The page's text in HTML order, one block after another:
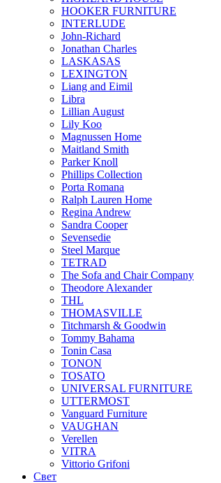
HOOKER FURNITURE
INTERLUDE
John-Richard
Jonathan Charles
LASKASAS
LEXINGTON
Liang and Eimil
Libra
Lillian August
Lily Koo
Magnussen Home
Maitland Smith
Parker Knoll
Phillips Collection
Porta Romana
Ralph Lauren Home
Regina Andrew
Sandra Cooper
Sevensedie
Steel Marque
TETRAD
The Sofa and Chair Company
Theodore Alexander
THL
THOMASVILLE
Titchmarsh & Goodwin
Tommy Bahama
Tonin Casa
TONON
TOSATO
UNIVERSAL FURNITURE
UTTERMOST
Vanguard Furniture
VAUGHAN
Verellen
VITRA
Vittorio Grifoni
Свет